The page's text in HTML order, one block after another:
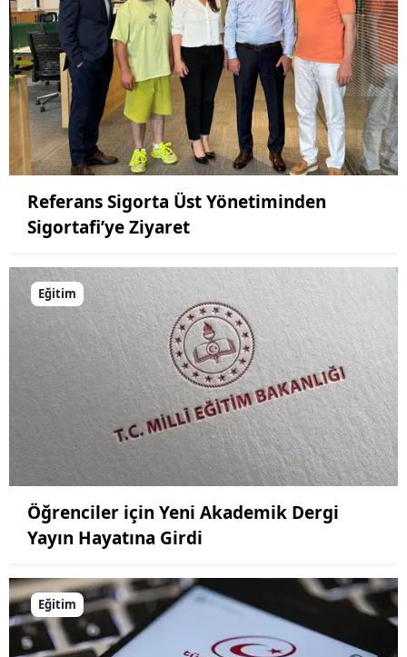
Referans Sigorta Üst Yönetiminden
Sigortafi’ye Ziyaret
Eğitim
Öğrenciler için Yeni Akademik Dergi
Yayın Hayatına Girdi
Eğitim